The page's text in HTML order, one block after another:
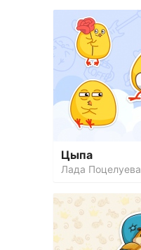
Цыпа
Лада Поцелуева